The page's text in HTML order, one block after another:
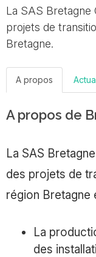
La SAS
projets de
Bretagne.
A propos
A propos de
La SAS
des projets de
région Bretagne
La
des